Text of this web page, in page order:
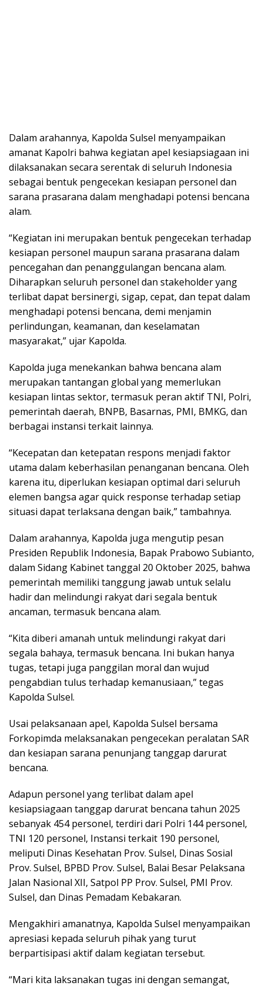
Dalam arahannya, Kapolda Sulsel menyampaikan
amanat Kapolri bahwa kegiatan apel kesiapsiagaan ini
dilaksanakan secara serentak di seluruh Indonesia
sebagai bentuk pengecekan kesiapan personel dan
sarana prasarana dalam menghadapi potensi bencana
alam.
“Kegiatan ini merupakan bentuk pengecekan terhadap
kesiapan personel maupun sarana prasarana dalam
pencegahan dan penanggulangan bencana alam.
Diharapkan seluruh personel dan stakeholder yang
terlibat dapat bersinergi, sigap, cepat, dan tepat dalam
menghadapi potensi bencana, demi menjamin
perlindungan, keamanan, dan keselamatan
masyarakat,” ujar Kapolda.
Kapolda juga menekankan bahwa bencana alam
merupakan tantangan global yang memerlukan
kesiapan lintas sektor, termasuk peran aktif TNI, Polri,
pemerintah daerah, BNPB, Basarnas, PMI, BMKG, dan
berbagai instansi terkait lainnya.
“Kecepatan dan ketepatan respons menjadi faktor
utama dalam keberhasilan penanganan bencana. Oleh
karena itu, diperlukan kesiapan optimal dari seluruh
elemen bangsa agar quick response terhadap setiap
situasi dapat terlaksana dengan baik,” tambahnya.
Dalam arahannya, Kapolda juga mengutip pesan
Presiden Republik Indonesia, Bapak Prabowo Subianto,
dalam Sidang Kabinet tanggal 20 Oktober 2025, bahwa
pemerintah memiliki tanggung jawab untuk selalu
hadir dan melindungi rakyat dari segala bentuk
ancaman, termasuk bencana alam.
“Kita diberi amanah untuk melindungi rakyat dari
segala bahaya, termasuk bencana. Ini bukan hanya
tugas, tetapi juga panggilan moral dan wujud
pengabdian tulus terhadap kemanusiaan,” tegas
Kapolda Sulsel.
Usai pelaksanaan apel, Kapolda Sulsel bersama
Forkopimda melaksanakan pengecekan peralatan SAR
dan kesiapan sarana penunjang tanggap darurat
bencana.
Adapun personel yang terlibat dalam apel
kesiapsiagaan tanggap darurat bencana tahun 2025
sebanyak 454 personel, terdiri dari Polri 144 personel,
TNI 120 personel, Instansi terkait 190 personel,
meliputi Dinas Kesehatan Prov. Sulsel, Dinas Sosial
Prov. Sulsel, BPBD Prov. Sulsel, Balai Besar Pelaksana
Jalan Nasional XII, Satpol PP Prov. Sulsel, PMI Prov.
Sulsel, dan Dinas Pemadam Kebakaran.
Mengakhiri amanatnya, Kapolda Sulsel menyampaikan
apresiasi kepada seluruh pihak yang turut
berpartisipasi aktif dalam kegiatan tersebut.
“Mari kita laksanakan tugas ini dengan semangat,